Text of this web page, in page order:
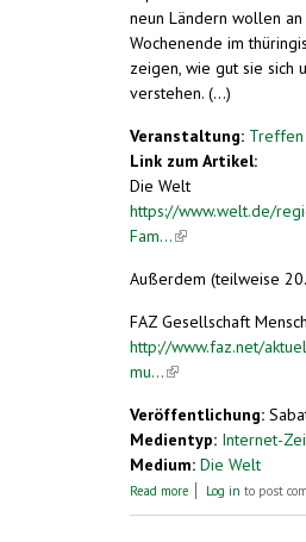
neun Ländern wollen
Wochenende im
zeigen, wie gut sie sich
verstehen. (...)
Veranstaltung: Treffen
Link zum Artikel:
Die Welt
https://www.welt.de/
Fam...(link is external)
Außerdem (teilweise 20.
FAZ Gesellschaft
http://www.faz.net/
mu...(link is external)
Veröffentlichung:
Medientyp: Internet-
Medium: Die Welt
Read more about Esperanto-
Log in to post